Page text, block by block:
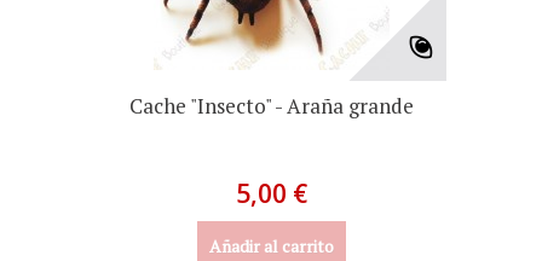
Cache "Insecto" - Araña grande
5,00 €
Añadir al carrito